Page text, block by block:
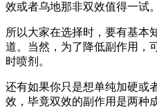
效或者乌地那非双效值得一试。
所以大家在选择时，要有基本
道。当然，为了降低副作用，
时喷剂。
还有如果你只是想单纯加硬或
效，毕竟双效的副作用是两种